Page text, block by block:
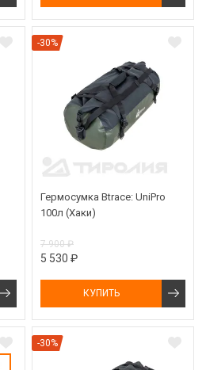
-30%
Гермосумка Btrace: UniPro
100л (Хаки)
7 900 ₽
5 530 ₽
КУПИТЬ
-30%